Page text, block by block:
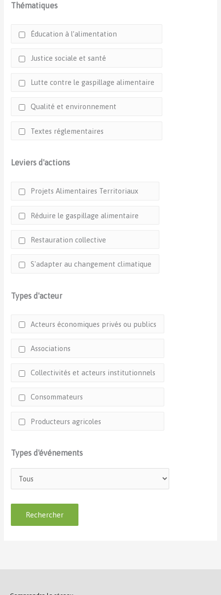
Thématiques
Éducation à l’alimentation
Justice sociale et santé
Lutte contre le gaspillage alimentaire
Qualité et environnement
Textes réglementaires
Leviers d'actions
Projets Alimentaires Territoriaux
Réduire le gaspillage alimentaire
Restauration collective
S'adapter au changement climatique
Types d'acteur
Acteurs économiques privés ou publics
Associations
Collectivités et acteurs institutionnels
Consommateurs
Producteurs agricoles
Types d'événements